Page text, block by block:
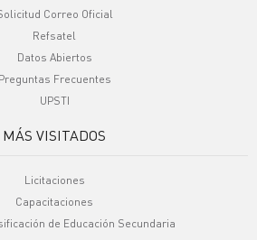
Correo Oficial
Refsatel
Datos Abiertos
Preguntas Frecuentes
UPSTI
MÁS VISITADOS
Licitaciones
Capacitaciones
de Educación Secundaria